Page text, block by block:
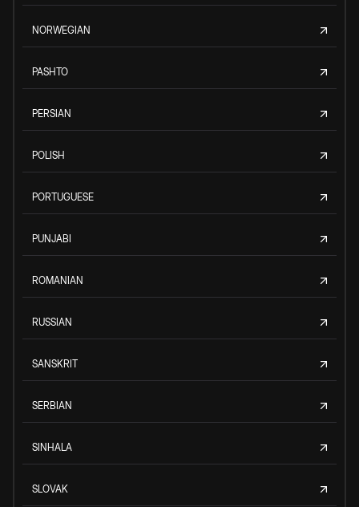
NORWEGIAN
PASHTO
PERSIAN
POLISH
PORTUGUESE
PUNJABI
ROMANIAN
RUSSIAN
SANSKRIT
SERBIAN
SINHALA
SLOVAK